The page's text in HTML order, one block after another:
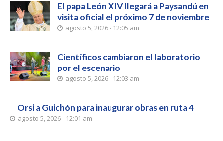
El papa León XIV llegará a Paysandú en
visita oficial el próximo 7 de noviembre
agosto 5, 2026 - 12:05 am
Científicos cambiaron el laboratorio
por el escenario
agosto 5, 2026 - 12:03 am
Orsi a Guichón para inaugurar obras en ruta 4
agosto 5, 2026 - 12:01 am